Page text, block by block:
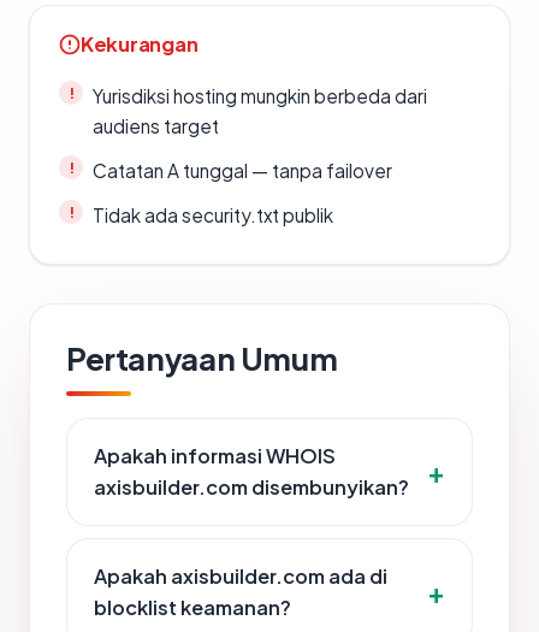
Kekurangan
Yurisdiksi hosting mungkin berbeda dari
audiens target
Catatan A tunggal — tanpa failover
Tidak ada security.txt publik
Pertanyaan Umum
Apakah informasi WHOIS
axisbuilder.com disembunyikan?
Apakah axisbuilder.com ada di
blocklist keamanan?